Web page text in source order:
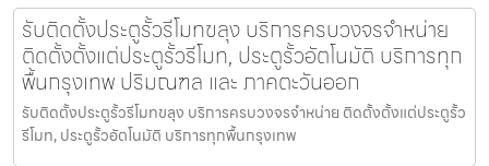
รับติดตั้งประตูรั้วรีโมทขลุง บริการครบวงจรจำหน่าย
ติดตั้งตั้งแต่ประตูรั้วรีโมท, ประตูรั้วอัตโนมัติ บริการทุก
พื้นกรุงเทพ ปริมณฑล และ ภาคตะวันออก
รับติดตั้งประตูรั้วรีโมทขลุง บริการครบวงจรจำหน่าย ติดตั้งตั้งแต่ประตูรั้ว
รีโมท, ประตูรั้วอัตโนมัติ บริการทุกพื้นกรุงเทพ